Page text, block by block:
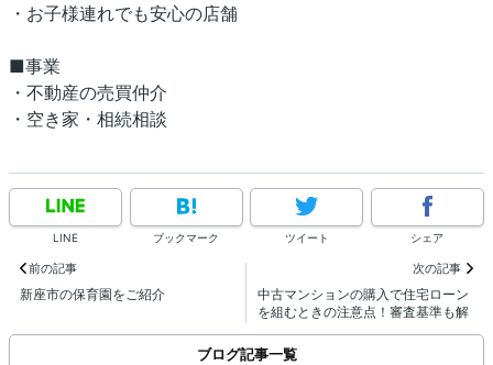
・お子様連れでも安心の店舗
■事業
・不動産の売買仲介
・空き家・相続相談
LINE ブックマーク ツイート シェア
前の記事
新座市の保育園をご紹介
次の記事
中古マンションの購入で住宅ローン
を組むときの注意点！審査基準も解
ブログ記事一覧